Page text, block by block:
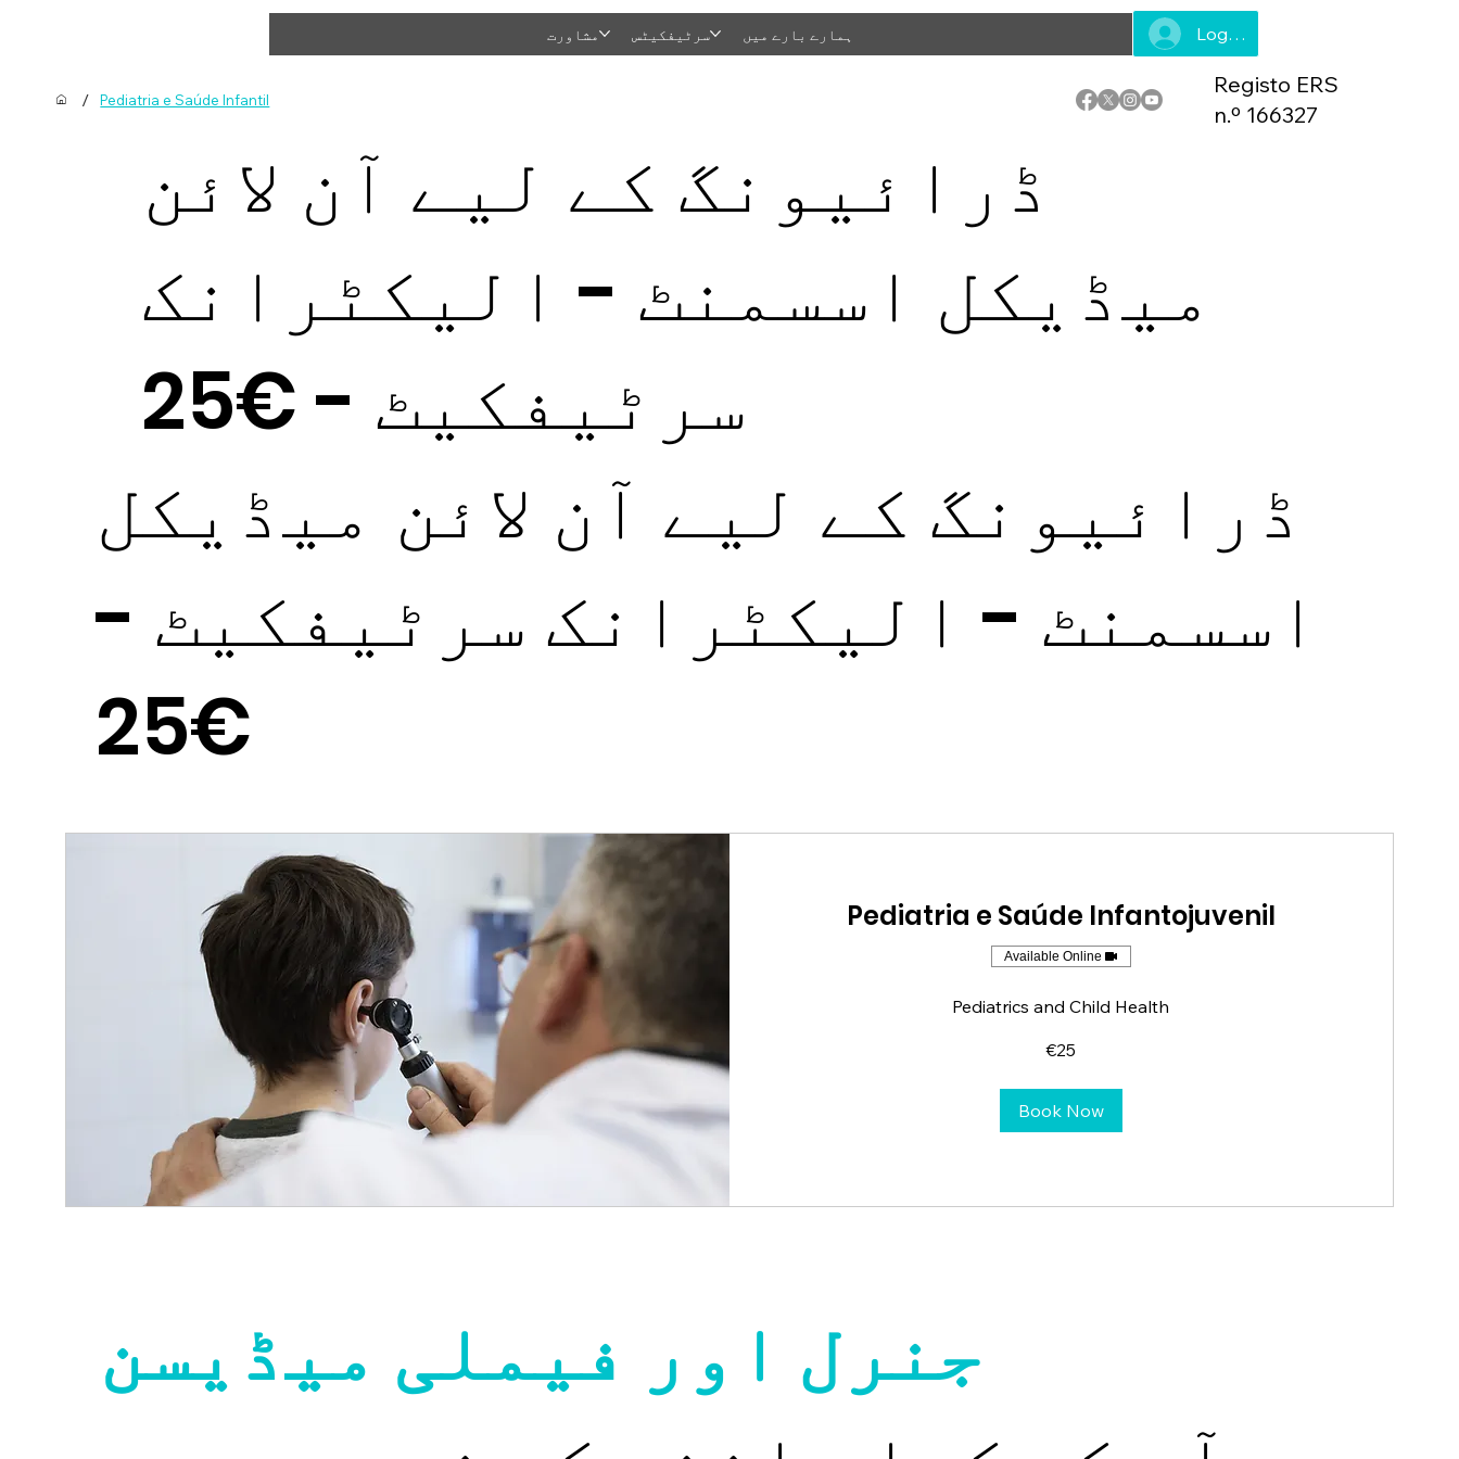
Log In مشاورت سرٹیفکیٹس ہمارے بارے میں
Registo ERS
n.º 166327
/ Pediatria e Saúde Infantil
ڈرائیونگ کے لیے آن لائن
میڈیکل اسسمنٹ - الیکٹرانک
سرٹیفکیٹ - €25
ڈرائیونگ کے لیے آن لائن میڈیکل
اسسمنٹ - الیکٹرانک سرٹیفکیٹ -
€25
Pediatria e Saúde Infantojuvenil
Available Online
Pediatrics and Child Health
€25
Book Now
جنرل اور فیملی میڈیسن